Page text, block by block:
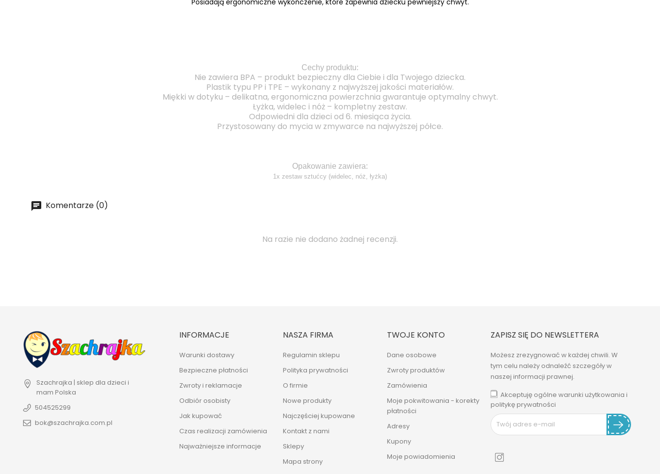
Cechy produktu:
Nie zawiera BPA – produkt bezpieczny dla Ciebie i dla Twojego dziecka.
Plastik typu PP i TPE – wykonany z najwyższej jakości materiałów.
Miękki w dotyku – delikatna, ergonomiczna powierzchnia gwarantuje optymalny chwyt.
Łyżka, widelec i nóż – kompletny zestaw.
Odpowiedni dla dzieci od 6. miesiąca życia.
Przystosowany do mycia w zmywarce na najwyższej półce.
Opakowanie zawiera:
1x zestaw sztućcy (widelec, nóż, łyżka)
Komentarze (0)
Na razie nie dodano żadnej recenzji.
Szachrajka | sklep dla dzieci i
mam Polska
504525299
bok@szachrajka.com.pl
INFORMACJE
Warunki dostawy
Bezpieczne płatności
Zwroty i reklamacje
Odbiór osobisty
Jak kupować
Czas realizacji zamówienia
Najważniejsze informacje
NASZA FIRMA
Regulamin sklepu
Polityka prywatności
O firmie
Nowe produkty
Najczęściej kupowane
Kontakt z nami
Sklepy
Mapa strony
TWOJE KONTO
Dane osobowe
Zwroty produktów
Zamówienia
Moje pokwitowania - korekty
płatności
Adresy
Kupony
Moje powiadomienia
ZAPISZ SIĘ DO NEWSLETTERA
Możesz zrezygnować w każdej chwili. W
tym celu należy odnaleźć szczegóły w
naszej informacji prawnej.
Akceptuję ogólne warunki użytkowania i
politykę prywatności